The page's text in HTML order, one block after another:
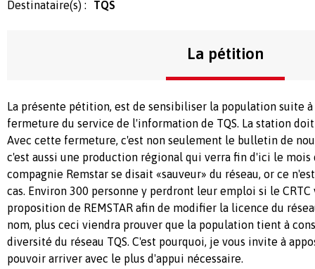
Destinataire(s) :
TQS
La pétition
La présente pétition, est de sensibiliser la population suite
fermeture du service de l'information de TQS. La station
Avec cette fermeture, c'est non seulement le bulletin de
c'est aussi une production régional qui verra fin d'ici le mois
compagnie Remstar se disait «sauveur» du réseau, or ce
cas. Environ 300 personne y perdront leur emploi si le
proposition de REMSTAR afin de modifier la licence du
nom, plus ceci viendra prouver que la population tient à
diversité du réseau TQS. C'est pourquoi, je vous invite à
pouvoir arriver avec le plus d'appui nécessaire.